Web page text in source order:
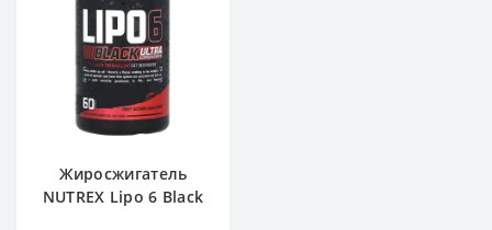
Жиросжигатель
NUTREX Lipo 6 Black